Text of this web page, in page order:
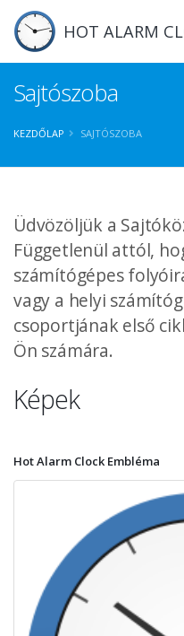
HOT ALARM
Sajtószoba
KEZDŐLAP SAJTÓSZOBA
Üdvözöljük a
Függetlenül attól,
számítógépes
vagy a helyi
csoportjának első
Ön számára.
Képek
Hot Alarm Clock Embléma